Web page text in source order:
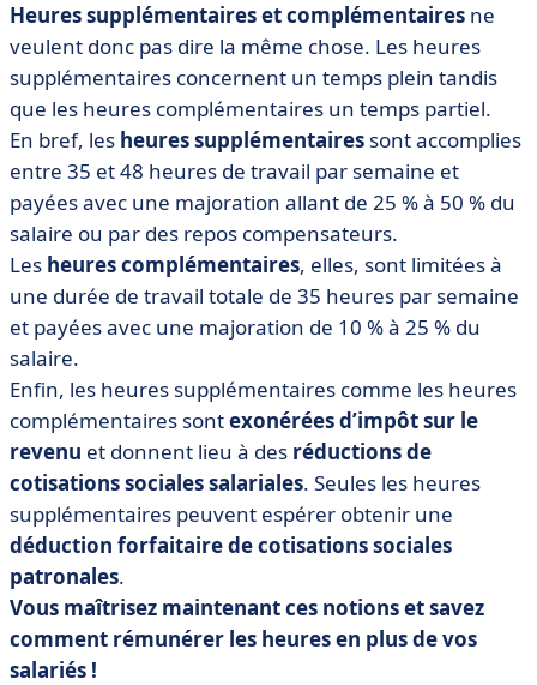
Heures supplémentaires et complémentaires ne
veulent donc pas dire la même chose. Les heures
supplémentaires concernent un temps plein tandis
que les heures complémentaires un temps partiel.
En bref, les heures supplémentaires sont accomplies
entre 35 et 48 heures de travail par semaine et
payées avec une majoration allant de 25 % à 50 % du
salaire ou par des repos compensateurs.
Les heures complémentaires, elles, sont limitées à
une durée de travail totale de 35 heures par semaine
et payées avec une majoration de 10 % à 25 % du
salaire.
Enfin, les heures supplémentaires comme les heures
complémentaires sontexonérées d’impôt sur le
revenu et donnent lieu à des réductions de
cotisations sociales salariales. Seules les heures
supplémentaires peuvent espérer obtenir une
déduction forfaitaire de cotisations sociales
patronales.
Vous maîtrisez maintenant ces notions et savez
comment rémunérer les heures en plus de vos
salariés !